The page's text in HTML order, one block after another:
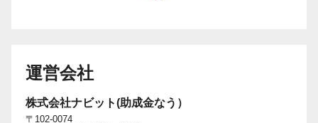
運営会社
株式会社ナビット(助成金なう）
〒102-0074